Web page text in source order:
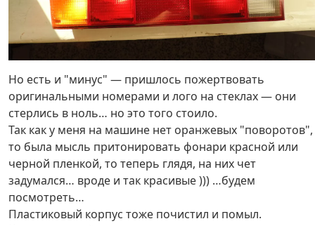
Но есть и "минус" — пришлось пожертвовать
оригинальными номерами и лого на стеклах — они
стерлись в ноль… но это того стоило.
Так как у меня на машине нет оранжевых "поворотов",
то была мысль притонировать фонари красной или
черной пленкой, то теперь глядя, на них чет
задумался… вроде и так красивые ))) …будем
посмотреть…
Пластиковый корпус тоже почистил и помыл.